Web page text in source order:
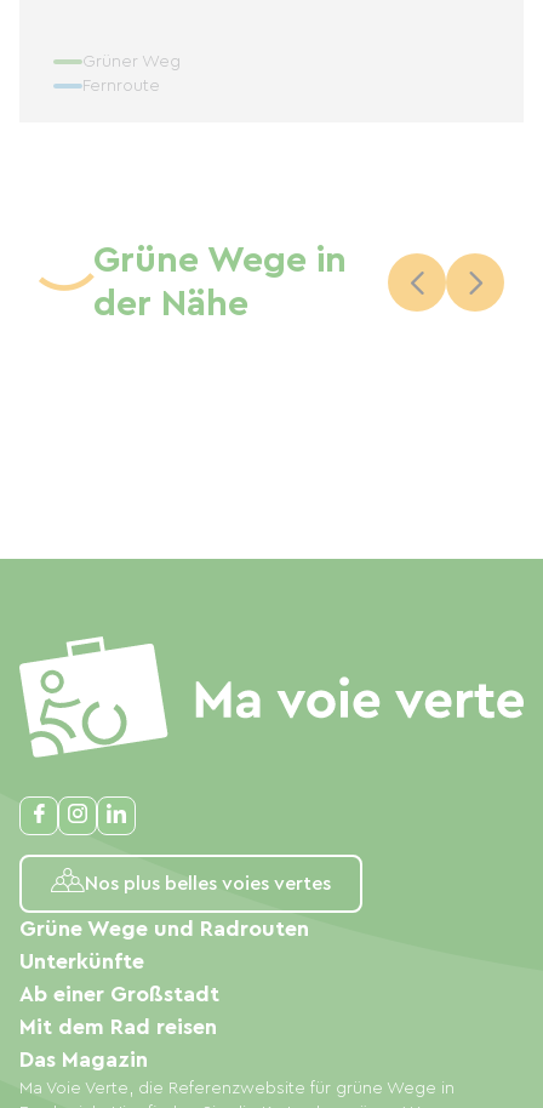
Grüner Weg
Fernroute
Grüne Wege in
der Nähe
Nos plus belles voies vertes
Ma Voie Verte, die Referenzwebsite für grüne Wege in
Grüne Wege und Radrouten
Unterkünfte
Ab einer Großstadt
Mit dem Rad reisen
Das Magazin